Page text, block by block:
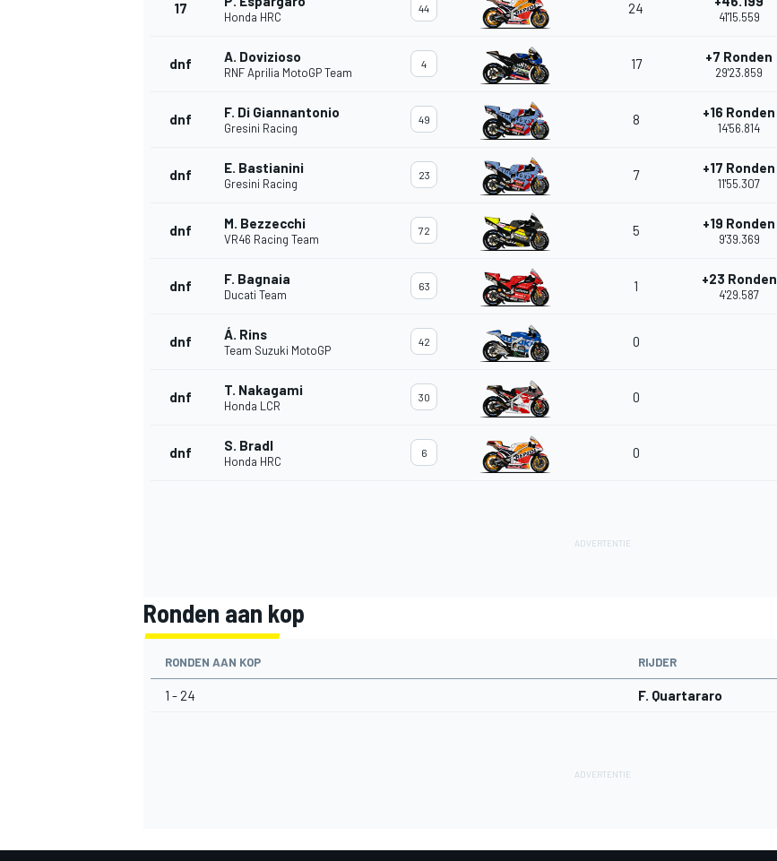
17
Honda HRC
44 24
41'15.559
dnf A. Dovizioso
RNF Aprilia MotoGP Team
4 17 +7 Ronden
29'23.859
dnf F. Di Giannantonio
Gresini Racing
49 8 +16 Ronden
14'56.814
dnf E. Bastianini
Gresini Racing
23 7 +17 Ronden
11'55.307
dnf M. Bezzecchi
VR46 Racing Team
72 5 +19 Ronden
9'39.369
dnf F. Bagnaia
Ducati Team
63 1 +23 Ronden
4'29.587
dnf Á. Rins
Team Suzuki MotoGP
42 0
dnf T. Nakagami
Honda LCR
30 0
dnf S. Bradl
Honda HRC
6 0
Ronden aan kop
RONDEN AAN KOP RIJDER
1 - 24 F. Quartararo